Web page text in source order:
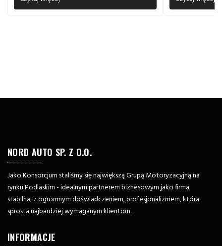
NORD AUTO SP. Z O.O.
Jako Konsorcjum staliśmy się największą Grupą Motoryzacyjną na
rynku Podlaskim - idealnym partnerem biznesowym jako firma
stabilna, z ogromnym doświadczeniem, profesjonalizmem, która
sprosta najbardziej wymaganym klientom.
INFORMACJE